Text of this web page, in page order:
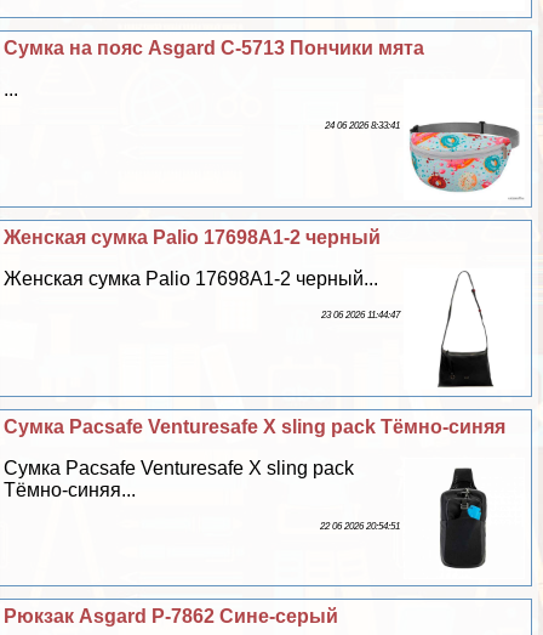
Сумка на пояс Asgard С-5713 Пончики мята
...
24 06 2026 8:33:41
Женская сумка Palio 17698A1-2 черный
Женская сумка Palio 17698A1-2 черный...
23 06 2026 11:44:47
Сумка Pacsafe Venturesafe X sling pack Тёмно-синяя
Сумка Pacsafe Venturesafe X sling pack
Тёмно-синяя...
22 06 2026 20:54:51
Рюкзак Asgard Р-7862 Сине-серый